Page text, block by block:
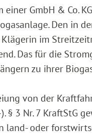
GmbH & Co.
Den in
im
Das für die
zu ihrer
von der
§ 3 Nr. 7 KraftStG
land- oder